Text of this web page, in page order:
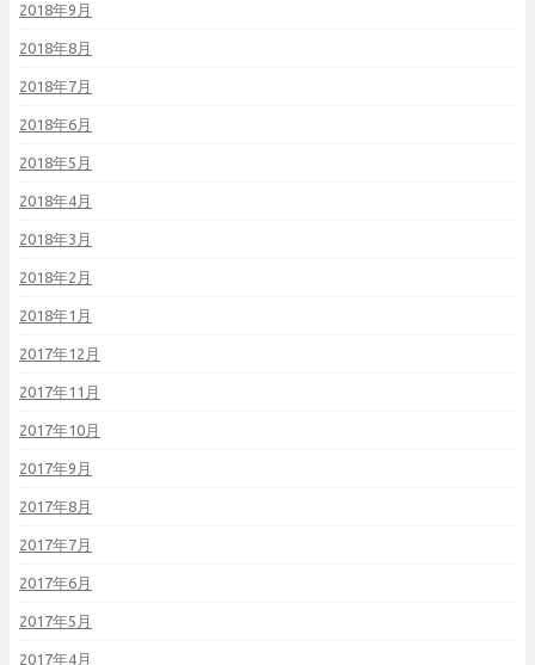
2018年9月
2018年8月
2018年7月
2018年6月
2018年5月
2018年4月
2018年3月
2018年2月
2018年1月
2017年12月
2017年11月
2017年10月
2017年9月
2017年8月
2017年7月
2017年6月
2017年5月
2017年4月